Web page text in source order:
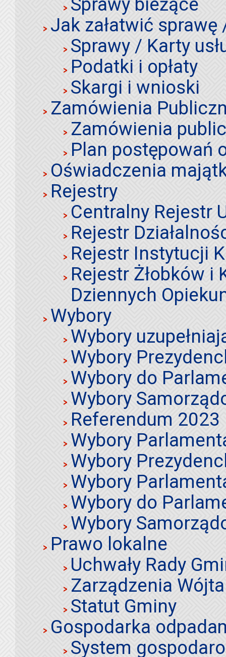
Jak załatwić sprawę
Sprawy / Karty
Podatki i opłaty
Skargi i wnioski
Zamówienia
Zamówienia
Plan postępowań
Oświadczenia
Rejestry
Centralny Rejestr
Rejestr
Rejestr Instytucji
Rejestr Żłobków i
Dziennych
Wybory
Wybory
Wybory
Wybory do
Wybory
Referendum 2023
Wybory
Wybory
Wybory
Wybory do
Wybory
Prawo lokalne
Uchwały Rady
Zarządzenia Wójta
Statut Gminy
Gospodarka
System